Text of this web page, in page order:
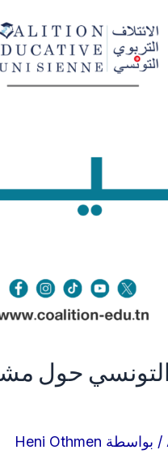
التونسي حول
/ بواسطة Heni Othmen